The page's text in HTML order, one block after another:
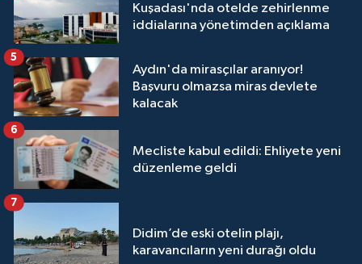
Kuşadası'nda otelde zehirlenme
iddialarına yönetimden açıklama
Aydın'da mirasçılar aranıyor!
Başvuru olmazsa miras devlete
kalacak
5
Mecliste kabul edildi: Ehliyete yeni
düzenleme geldi
6
Didim’de eski otelin plajı,
karavancıların yeni durağı oldu
7